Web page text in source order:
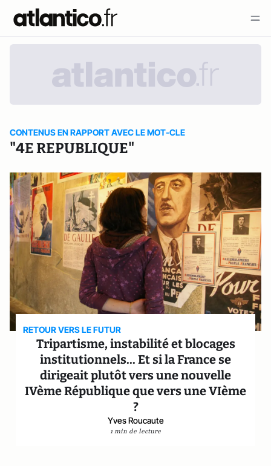
CONTENUS EN RAPPORT AVEC LE MOT-CLE
"4E REPUBLIQUE"
RETOUR VERS LE FUTUR
Tripartisme, instabilité et blocages
institutionnels... Et si la France se
dirigeait plutôt vers une nouvelle
IVème République que vers une VIème
?
Yves Roucaute
1 min de lecture